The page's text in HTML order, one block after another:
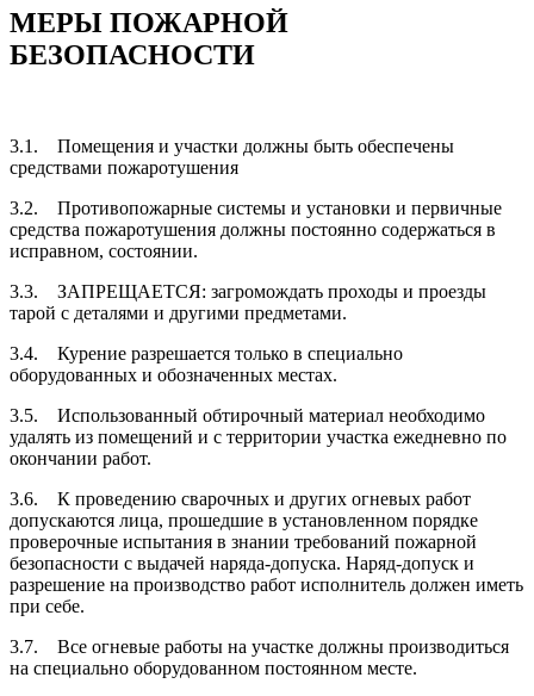
МЕРЫ ПОЖАРНОЙ
БЕЗОПАСНОСТИ
3.1. Помещения и участки должны быть обеспечены
средствами пожароту­шения
3.2. Противопожарные системы и установки и первичные
средства пожаротуше­ния должны постоянно содержаться в
исправном, состоянии.
3.3. ЗАПРЕЩАЕТСЯ: загромождать проходы и проезды
тарой с деталями и дру­гими предметами.
3.4. Курение разрешается только в специально
оборудованных и обозначенных местах.
3.5. Использованный обтирочный материал необходимо
удалять из помещений и с территории участка ежедневно по
окончании работ.
3.6. К проведению сварочных и других огневых работ
допускаются лица, про­шедшие в установленном порядке
проверочные испытания в знании требований пожарной
безопасности с выдачей наряда-допуска. Наряд-допуск и
разрешение на производство работ исполнитель должен иметь
при себе.
3.7. Все огневые работы на участке должны производиться
на специально оборудо­ванном постоянном месте.